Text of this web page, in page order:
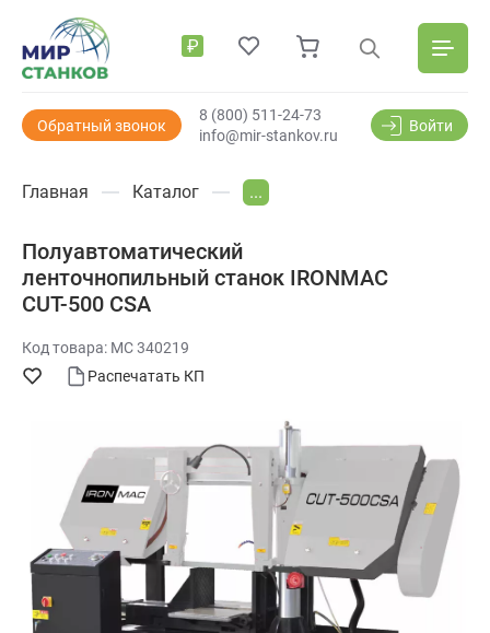
₽
Обратный звонок
info@mir-stankov.ru
8 (800) 511-24-73
Войти
Главная Каталог ...
Полуавтоматический
ленточнопильный станок IRONMAC
CUT-500 CSA
Код товара: МС 340219
Распечатать КП